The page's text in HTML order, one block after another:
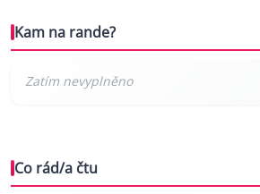
Kam na rande?
Co rád/a čtu